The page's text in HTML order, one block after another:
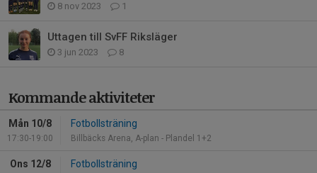
8 nov 2023 1
Uttagen till SvFF Riksläger
3 jun 2023 8
Kommande aktiviteter
Mån 10/8
17:30-19:00
Fotbollsträning
Billbäcks Arena, A-plan - Plandel 1+2
Ons 12/8 Fotbollsträning